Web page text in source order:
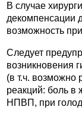
В случае
декомпенсации
возможность
Следует
возникновения
(в т.ч. возможно
реакций: боль в
НПВП, при